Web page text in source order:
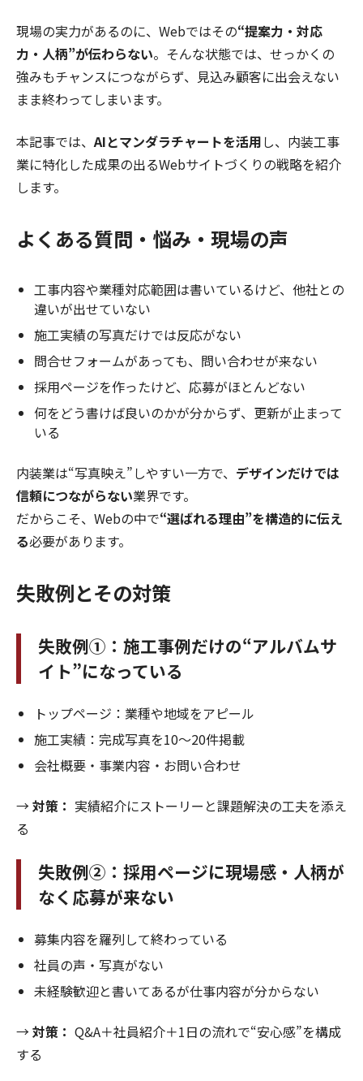
現場の実力があるのに、Webではその“提案力・対応
力・人柄”が伝わらない。そんな状態では、せっかくの
強みもチャンスにつながらず、見込み顧客に出会えない
まま終わってしまいます。
本記事では、 AIとマンダラチャートを活用し、内装工事
業に特化した成果の出るWebサイトづくりの戦略を紹介
します。
よくある質問・悩み・現場の声
工事内容や業種対応範囲は書いているけど、他社との
違いが出せていない
施工実績の写真だけでは反応がない
問合せフォームがあっても、問い合わせが来ない
採用ページを作ったけど、応募がほとんどない
何をどう書けば良いのかが分からず、更新が止まって
いる
内装業は“写真映え”しやすい一方で、 デザインだけでは
信頼につながらない業界です。
だからこそ、Webの中で“選ばれる理由”を構造的に伝え
る必要があります。
失敗例とその対策
失敗例①：施工事例だけの“アルバムサ
イト”になっている
トップページ：業種や地域をアピール
施工実績：完成写真を10〜20件掲載
会社概要・事業内容・お問い合わせ
→対策： 実績紹介にストーリーと課題解決の工夫を添え
る
失敗例②：採用ページに現場感・人柄が
なく応募が来ない
募集内容を羅列して終わっている
社員の声・写真がない
未経験歓迎と書いてあるが仕事内容が分からない
→対策： Q&A＋社員紹介＋1日の流れで“安心感”を構成
する